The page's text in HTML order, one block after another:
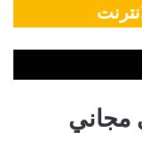
مجاني